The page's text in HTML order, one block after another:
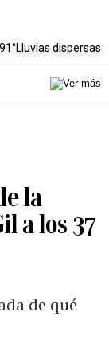
91°Lluvias dispersas
la
a los 37
de qué